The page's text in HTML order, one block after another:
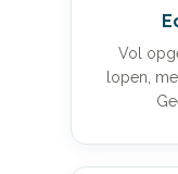
Vol
lopen,